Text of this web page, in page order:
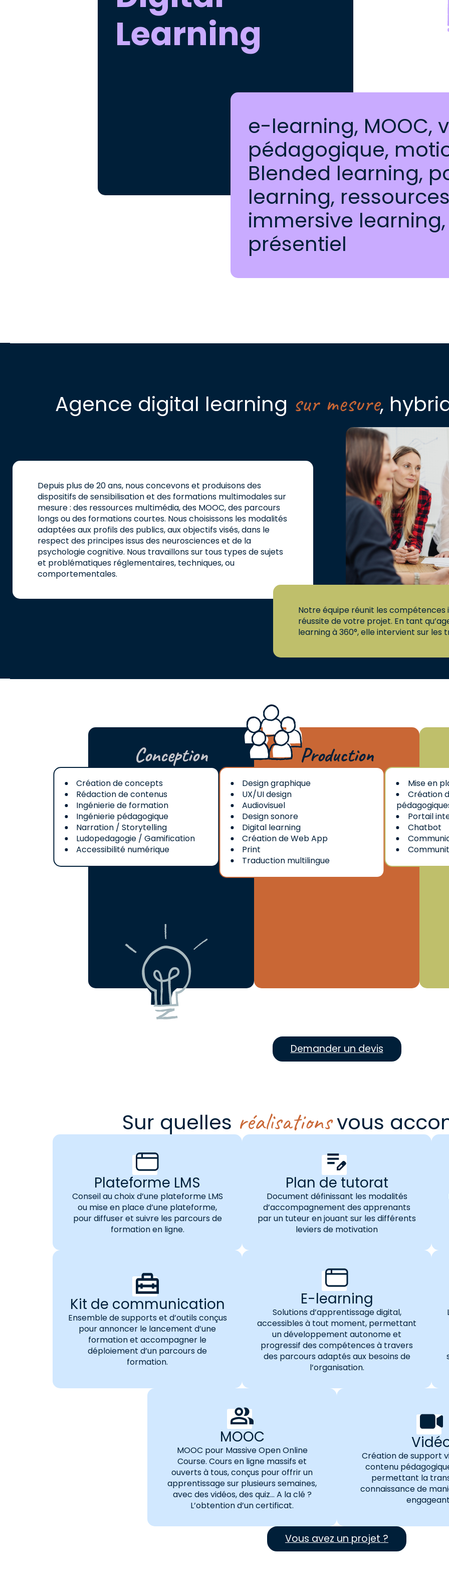
Learning
e-learning, MOOC,
pédagogique,
Blended learning,
learning,
immersive
présentiel
Agence digital learning sur mesure,
Depuis plus de 20 ans, nous concevons et produisons des
dispositifs de sensibilisation et des formations multimodales sur
mesure : des ressources multimédia, des MOOC, des parcours
longs ou des formations courtes. Nous choisissons les modalités
adaptées aux profils des publics, aux objectifs visés, dans le
respect des principes issus des neurosciences et de la
psychologie cognitive. Nous travaillons sur tous types de sujets
et problématiques réglementaires, techniques, ou
comportementales.
Notre équipe réunit les compétences
réussite de votre projet. En tant
learning à 360°, elle intervient sur les
Conception
Création de concepts
Rédaction de contenus
Ingénierie de formation
Ingénierie pédagogique
Narration / Storytelling
Ludopedagogie / Gamification
Accessibilité numérique
Production
Design graphique
UX/UI design
Audiovisuel
Design sonore
Digital learning
Création de Web App
Print
Traduction multilingue
Mise en
Création
Portail
Chatbot
Demander un devis
Sur quelles réalisationsvous
Plateforme LMS
Conseil au choix d’une plateforme LMS
ou mise en place d’une plateforme,
pour diffuser et suivre les parcours de
formation en ligne.
Plan de tutorat
Document définissant les modalités
d’accompagnement des apprenants
par un tuteur en jouant sur les différents
leviers de motivation
Kit de communication
Ensemble de supports et d’outils conçus
pour annoncer le lancement d’une
formation et accompagner le
déploiement d’un parcours de
formation.
E-learning
Solutions d’apprentissage digital,
accessibles à tout moment, permettant
un développement autonome et
progressif des compétences à travers
des parcours adaptés aux besoins de
l’organisation.
MOOC
MOOC pour Massive Open Online
Course. Cours en ligne massifs et
ouverts à tous, conçus pour offrir un
apprentissage sur plusieurs semaines,
avec des vidéos, des quiz… A la clé ?
L’obtention d’un certificat.
Création de support
contenu
permettant la
connaissance de
Vous avez un projet ?